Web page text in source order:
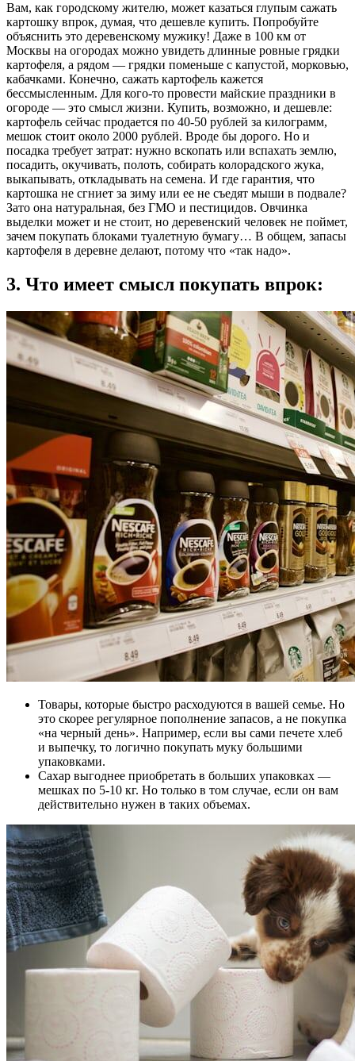
Вам, как городскому жителю, может казаться глупым сажать
картошку впрок, думая, что дешевле купить. Попробуйте
объяснить это деревенскому мужику! Даже в 100 км от
Москвы на огородах можно увидеть длинные ровные грядки
картофеля, а рядом — грядки поменьше с капустой, морковью,
кабачками. Конечно, сажать картофель кажется
бессмысленным. Для кого-то провести майские праздники в
огороде — это смысл жизни. Купить, возможно, и дешевле:
картофель сейчас продается по 40-50 рублей за килограмм,
мешок стоит около 2000 рублей. Вроде бы дорого. Но и
посадка требует затрат: нужно вскопать или вспахать землю,
посадить, окучивать, полоть, собирать колорадского жука,
выкапывать, откладывать на семена. И где гарантия, что
картошка не сгниет за зиму или ее не съедят мыши в подвале?
Зато она натуральная, без ГМО и пестицидов. Овчинка
выделки может и не стоит, но деревенский человек не поймет,
зачем покупать блоками туалетную бумагу… В общем, запасы
картофеля в деревне делают, потому что «так надо».
3. Что имеет смысл покупать впрок:
Товары, которые быстро расходуются в вашей семье. Но
это скорее регулярное пополнение запасов, а не покупка
«на черный день». Например, если вы сами печете хлеб
и выпечку, то логично покупать муку большими
упаковками.
Сахар выгоднее приобретать в больших упаковках —
мешках по 5-10 кг. Но только в том случае, если он вам
действительно нужен в таких объемах.